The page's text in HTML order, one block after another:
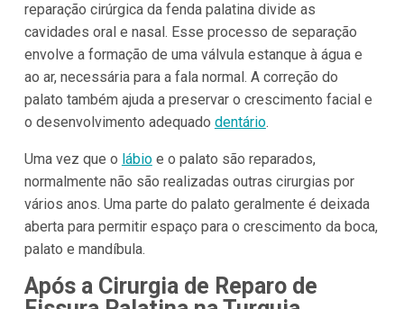
reparação cirúrgica da fenda palatina divide as
cavidades oral e nasal. Esse processo de separação
envolve a formação de uma válvula estanque à água e
ao ar, necessária para a fala normal. A correção do
palato também ajuda a preservar o crescimento facial e
o desenvolvimento adequado dentário.
Uma vez que o lábioe o palato são reparados,
normalmente não são realizadas outras cirurgias por
vários anos. Uma parte do palato geralmente é deixada
aberta para permitir espaço para o crescimento da boca,
palato e mandíbula.
Após a Cirurgia de Reparo de